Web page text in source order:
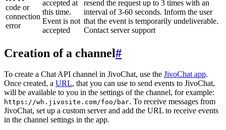
code or
connection
error
accepted at
this time.
Event is not
accepted
resend the request up to 3 times with an
interval of 3-60 seconds. Inform the user
that the event is temporarily undeliverable.
Contact server support
Creation of a channel#
To create a Chat API channel in JivoChat, use the JivoChat app.
Once created, a URL, that you can use to send events to JivoChat,
will be available to you in the settings of the channel, for example:
https://wh.jivosite.com/foo/bar. To receive messages from
JivoChat, set up a custom server and add the URL to receive events
in the channel settings in the app.